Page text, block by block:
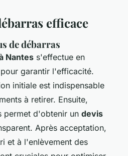
efficace
de débarras
Nantes s'effectue en
garantir l'efficacité.
initiale est indispensable
à retirer. Ensuite,
permet d'obtenir un devis
Après acceptation,
et à l'enlèvement des